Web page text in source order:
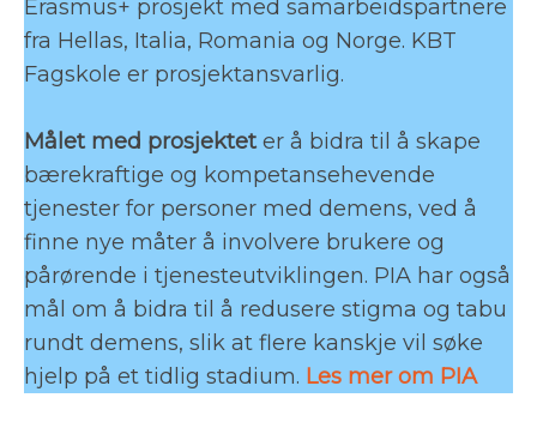
Erasmus+ prosjekt med samarbeidspartnere
fra Hellas, Italia, Romania og Norge. KBT
Fagskole er prosjektansvarlig.
Målet med prosjekteter å bidra til å skape
bærekraftige og kompetansehevende
tjenester for personer med demens, ved å
finne nye måter å involvere brukere og
pårørende i tjenesteutviklingen. PIA har også
mål om å bidra til å redusere stigma og tabu
rundt demens, slik at flere kanskje vil søke
hjelp på et tidlig stadium. Les mer om PIA